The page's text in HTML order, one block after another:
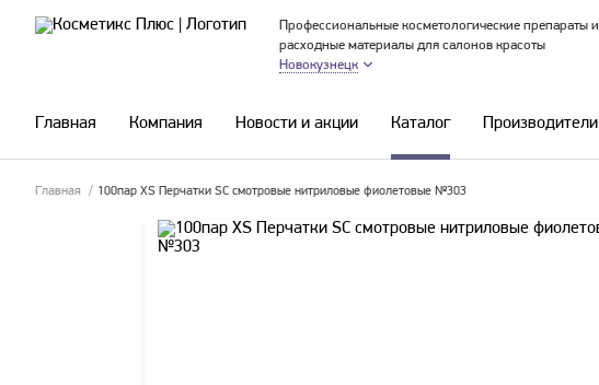
Профессиональные косметологические препараты и
расходные материалы для салонов красоты
Новокузнецк
Главная Компания Новости и акции Каталог Производители
Главная / 100пар XS Перчатки SС смотровые нитриловые фиолетовые №303